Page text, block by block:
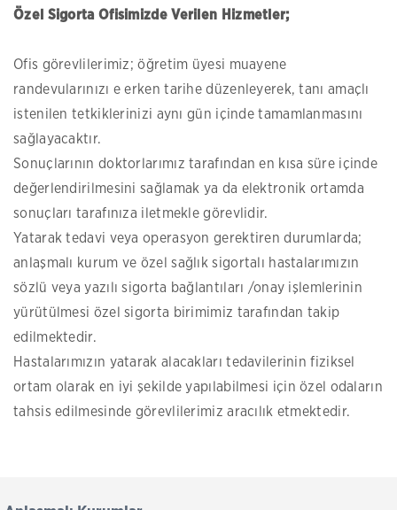
Özel Sigorta Ofisimizde Verilen Hizmetler;
Ofis görevlilerimiz; öğretim üyesi muayene
randevularınızı e erken tarihe düzenleyerek, tanı amaçlı
istenilen tetkiklerinizi aynı gün içinde tamamlanmasını
sağlayacaktır.
Sonuçlarının doktorlarımız tarafından en kısa süre içinde
değerlendirilmesini sağlamak ya da elektronik ortamda
sonuçları tarafınıza iletmekle görevlidir.
Yatarak tedavi veya operasyon gerektiren durumlarda;
anlaşmalı kurum ve özel sağlık sigortalı hastalarımızın
sözlü veya yazılı sigorta bağlantıları /onay işlemlerinin
yürütülmesi özel sigorta birimimiz tarafından takip
edilmektedir.
Hastalarımızın yatarak alacakları tedavilerinin fiziksel
ortam olarak en iyi şekilde yapılabilmesi için özel odaların
tahsis edilmesinde görevlilerimiz aracılık etmektedir.